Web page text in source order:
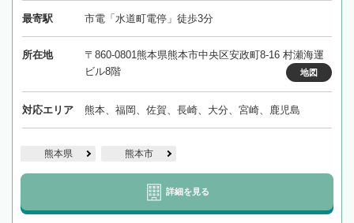
最寄駅 市電「水道町電停」徒歩3分
所在地
〒860-0801熊本県熊本市中央区安政町8-16 村瀬海運
ビル8階
地図
対応エリア 熊本、福岡、佐賀、長崎、大分、宮崎、鹿児島
熊本県 熊本市
詳細を見る